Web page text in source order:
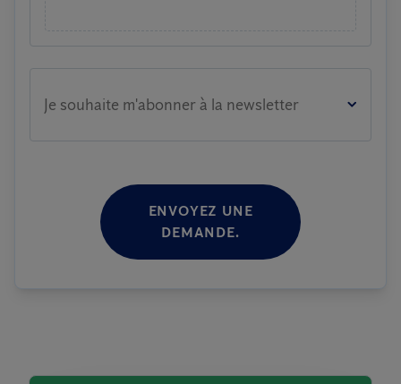
Je souhaite m'abonner à la newsletter
ENVOYEZ UNE
DEMANDE.